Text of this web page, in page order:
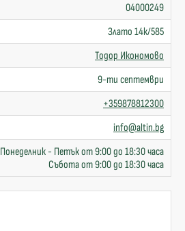
04000249
Злато 14к/585
Тодор Икономово
9-ти септември
+359878812300
info@altin.bg
Понеделник - Петък от 9:00 до 18:30 часа
Събота от 9:00 до 18:30 часа